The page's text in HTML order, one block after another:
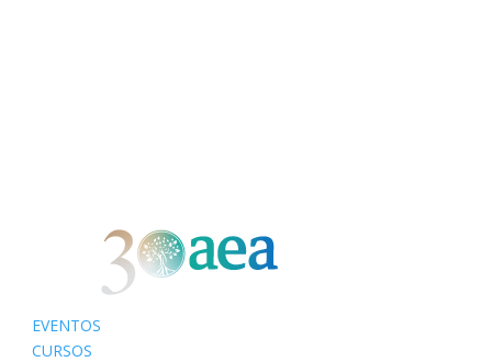
EVENTOS
CURSOS